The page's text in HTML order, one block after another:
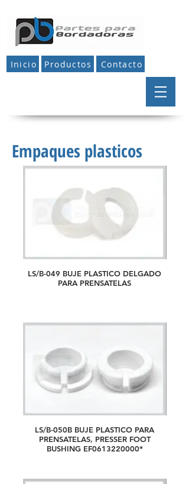
Inicio Productos Contacto
Empaques plasticos
LS/B-049 BUJE PLASTICO DELGADO
PARA PRENSATELAS
LS/B-050B BUJE PLASTICO PARA
PRENSATELAS, PRESSER FOOT
BUSHING EF0613220000*